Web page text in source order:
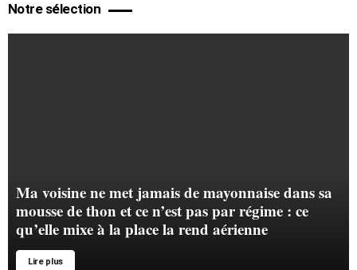
Notre sélection
Ma voisine ne met jamais de mayonnaise dans sa
mousse de thon et ce n’est pas par régime : ce
qu’elle mixe à la place la rend aérienne
Lire plus